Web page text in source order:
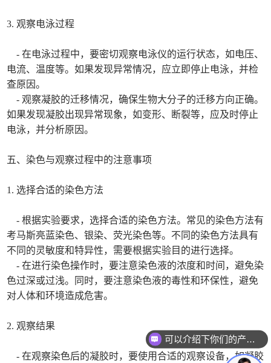
3. 观察电泳过程
- 在电泳过程中，要密切观察电泳仪的运行状态，如电压、
电流、温度等。如果发现异常情况，应立即停止电泳，并检
查原因。
- 观察凝胶的迁移情况，确保生物大分子的迁移方向正确。
如果发现凝胶出现异常现象，如变形、断裂等，应及时停止
电泳，并分析原因。
五、染色与观察过程中的注意事项
1. 选择合适的染色方法
- 根据实验要求，选择合适的染色方法。常见的染色方法有
考马斯亮蓝染色、银染、荧光染色等。不同的染色方法具有
不同的灵敏度和特异性，需要根据实验目的进行选择。
- 在进行染色操作时，要注意染色液的浓度和时间，避免染
色过深或过浅。同时，要注意染色液的毒性和环保性，避免
对人体和环境造成危害。
2. 观察结果
- 在观察染色后的凝胶时，要使用合适的观察设备，如凝胶
可以介绍下你们的产品么